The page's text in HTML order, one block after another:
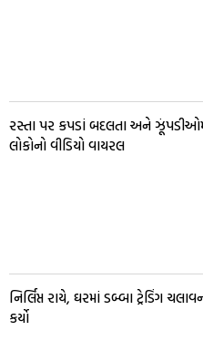
રસ્તા પર કપડાં બદલતા અને
લોકોનો વીડિયો વાયરલ
નિર્લિપ્ત રાયે, ઘરમાં ડબ્બા ટ્રેડિંગ
કર્યો